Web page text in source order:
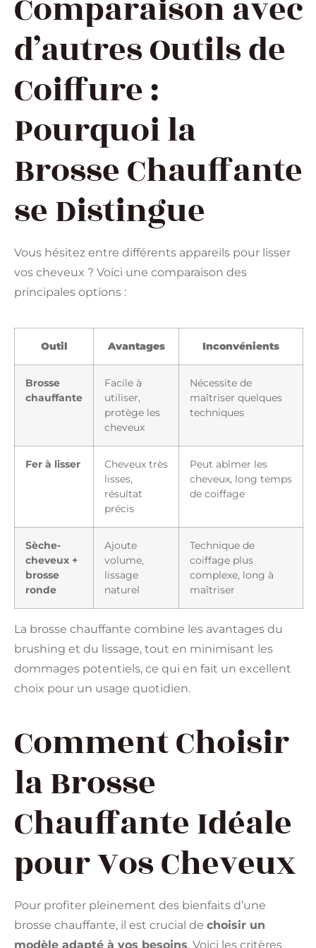
Comparaison avec
d’autres Outils de
Coiffure :
Pourquoi la
Brosse Chauffante
se Distingue
Vous hésitez entre différents appareils pour lisser
vos cheveux ? Voici une comparaison des
principales options :
Outil Avantages Inconvénients
Brosse
chauffante
Facile à
utiliser,
protège les
cheveux
Nécessite de
maîtriser quelques
techniques
Fer à lisser
Cheveux très
lisses,
résultat
précis
Peut abîmer les
cheveux, long temps
de coiffage
Sèche-
cheveux +
brosse
ronde
Ajoute
volume,
lissage
naturel
Technique de
coiffage plus
complexe, long à
maîtriser
La brosse chauffante combine les avantages du
brushing et du lissage, tout en minimisant les
dommages potentiels, ce qui en fait un excellent
choix pour un usage quotidien.
Comment Choisir
la Brosse
Chauffante Idéale
pour Vos Cheveux
Pour profiter pleinement des bienfaits d’une
brosse chauffante, il est crucial de choisir un
modèle adapté à vos besoins. Voici les critères